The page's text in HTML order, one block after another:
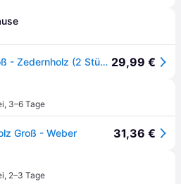
Weber Räucherbretter groß - Zedernholz (2 Stück) 29,99 €
, 3–6 Tage
Groß - Weber 31,36 €
, 2–3 Tage